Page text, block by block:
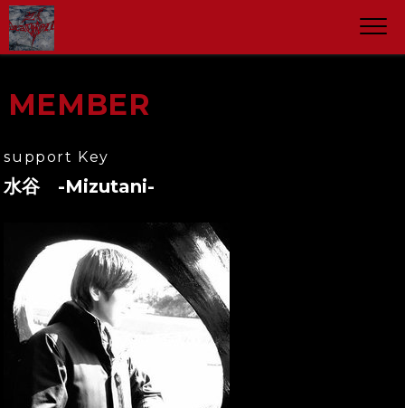
MEMBER
support Key
水谷 -Mizutani-